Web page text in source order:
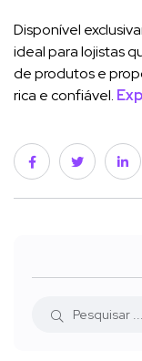
Disponível
ideal para lojistas
de produtos e
rica e confiável.